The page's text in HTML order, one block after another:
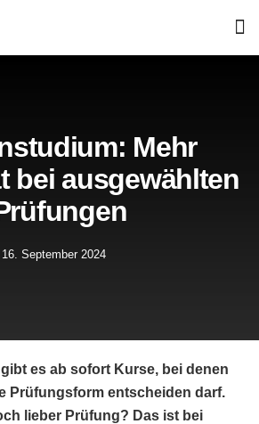
Mehr
bei ausgewählten
16. September 2024
es ab sofort Kurse, bei denen
Prüfungsform entscheiden darf.
lieber Prüfung? Das ist bei